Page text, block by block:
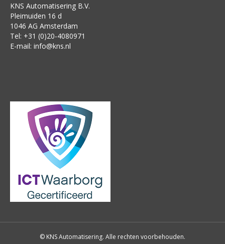
KNS Automatisering B.V.
Pleimuiden 16 d
1046 AG Amsterdam
Tel: +31 (0)20-4080971
E-mail: info@kns.nl
© KNS Automatisering. Alle rechten voorbehouden.